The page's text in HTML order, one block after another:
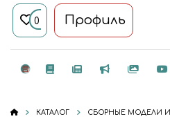
0 Профиль
КАТАЛОГ СБОРНЫЕ МОДЕЛИ